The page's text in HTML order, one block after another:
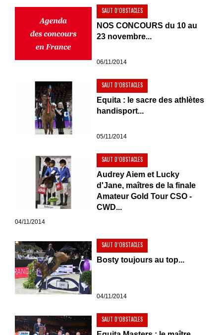
SAUT D’OBSTACLES
NOS CONCOURS du 10 au
23 novembre...
06/11/2014
SAUT D’OBSTACLES
Equita : le sacre des athlètes
handisport...
05/11/2014
SAUT D’OBSTACLES
Audrey Aiem et Lucky
d'Jane, maîtres de la finale
Amateur Gold Tour CSO -
CWD...
04/11/2014
SAUT D’OBSTACLES
Bosty toujours au top...
04/11/2014
SAUT D’OBSTACLES